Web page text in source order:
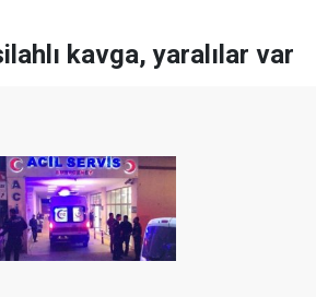
kavga, yaralılar var